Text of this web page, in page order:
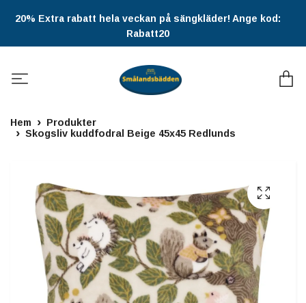
20% Extra rabatt hela veckan på sängkläder! Ange kod:
Rabatt20
Hem
Produkter
Skogsliv kuddfodral Beige 45x45 Redlunds